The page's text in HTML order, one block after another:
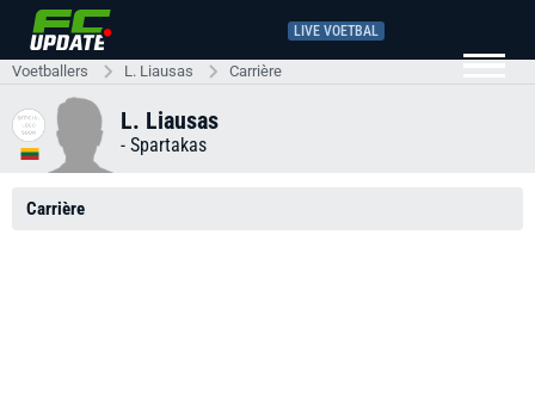
LIVE VOETBAL
Voetballers L. Liausas Carrière
L. Liausas
- Spartakas
Carrière